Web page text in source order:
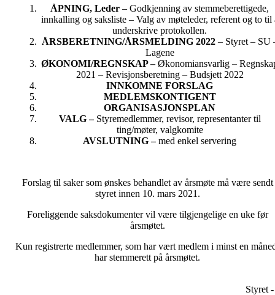
ÅPNING, Leder – Godkjenning av stemmeberettigede,
innkalling og saksliste – Valg av møteleder, referent og to til
underskrive protokollen.
ÅRSBERETNING/ÅRSMELDING 2022 – Styret – SU
Lagene
ØKONOMI/REGNSKAP –Økonomiansvarlig –
2021 – Revisjonsberetning – Budsjett 2022
INNKOMNE FORSLAG
MEDLEMSKONTIGENT
ORGANISASJONSPLAN
VALG – Styremedlemmer, revisor, representanter til
ting/møter, valgkomite
AVSLUTNING –med enkel servering
Forslag til saker som ønskes behandlet av årsmøte må være sendt
styret innen 10. mars 2021.
Foreliggende saksdokumenter vil være tilgjengelige en uke før
årsmøtet.
Kun registrerte medlemmer, som har vært medlem i minst en
har stemmerett på årsmøtet.
Styret -